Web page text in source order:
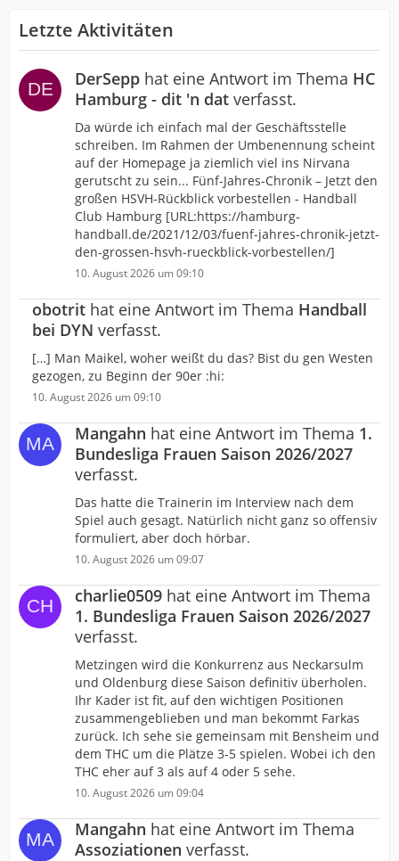
Letzte Aktivitäten
DerSepp hat eine Antwort im Thema HC
Hamburg - dit 'n dat verfasst.
Da würde ich einfach mal der Geschäftsstelle
schreiben. Im Rahmen der Umbenennung scheint
auf der Homepage ja ziemlich viel ins Nirvana
gerutscht zu sein... Fünf-Jahres-Chronik – Jetzt den
großen HSVH-Rückblick vorbestellen - Handball
Club Hamburg [URL:https://hamburg-
handball.de/2021/12/03/fuenf-jahres-chronik-jetzt-
den-grossen-hsvh-rueckblick-vorbestellen/]
10. August 2026 um 09:10
obotrit hat eine Antwort im Thema Handball
bei DYN verfasst.
[…] Man Maikel, woher weißt du das? Bist du gen Westen
gezogen, zu Beginn der 90er :hi:
10. August 2026 um 09:10
Mangahn hat eine Antwort im Thema 1.
Bundesliga Frauen Saison 2026/2027
verfasst.
Das hatte die Trainerin im Interview nach dem
Spiel auch gesagt. Natürlich nicht ganz so offensiv
formuliert, aber doch hörbar.
10. August 2026 um 09:07
charlie0509 hat eine Antwort im Thema
1. Bundesliga Frauen Saison 2026/2027
verfasst.
Metzingen wird die Konkurrenz aus Neckarsulm
und Oldenburg diese Saison definitiv überholen.
Ihr Kader ist fit, auf den wichtigen Positionen
zusammengeblieben und man bekommt Farkas
zurück. Ich sehe sie gemeinsam mit Bensheim und
dem THC um die Plätze 3-5 spielen. Wobei ich den
THC eher auf 3 als auf 4 oder 5 sehe.
10. August 2026 um 09:04
Mangahn hat eine Antwort im Thema
Assoziationen verfasst.